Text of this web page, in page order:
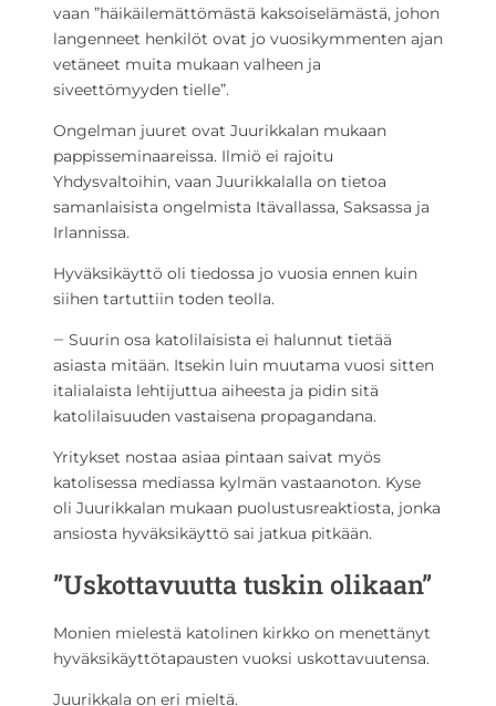
vaan ”häikäilemättömästä kaksoiselämästä, johon
langenneet henkilöt ovat jo vuosikymmenten ajan
vetäneet muita mukaan valheen ja
siveettömyyden tielle”.
Ongelman juuret ovat Juurikkalan mukaan
pappisseminaareissa. Ilmiö ei rajoitu
Yhdysvaltoihin, vaan Juurikkalalla on tietoa
samanlaisista ongelmista Itävallassa, Saksassa ja
Irlannissa.
Hyväksikäyttö oli tiedossa jo vuosia ennen kuin
siihen tartuttiin toden teolla.
‒ Suurin osa katolilaisista ei halunnut tietää
asiasta mitään. Itsekin luin muutama vuosi sitten
italialaista lehtijuttua aiheesta ja pidin sitä
katolilaisuuden vastaisena propagandana.
Yritykset nostaa asiaa pintaan saivat myös
katolisessa mediassa kylmän vastaanoton. Kyse
oli Juurikkalan mukaan puolustusreaktiosta, jonka
ansiosta hyväksikäyttö sai jatkua pitkään.
”Uskottavuutta tuskin olikaan”
Monien mielestä katolinen kirkko on menettänyt
hyväksikäyttötapausten vuoksi uskottavuutensa.
Juurikkala on eri mieltä.